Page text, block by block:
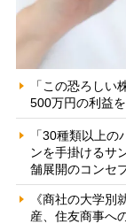
「この恐ろし
500万円の利益
「30種類以上
ンを手掛けるサ
舗展開のコンセ
《商社の大学
産、住友商事へ